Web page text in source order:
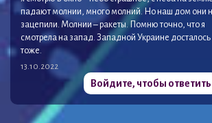
падают молнии, много молний. Но наш дом они
зацепили. Молнии – ракеты. Помню точно, что я
смотрела на запад. Западной Украине досталось
тоже.
13.10.2022
Войдите, чтобы ответить